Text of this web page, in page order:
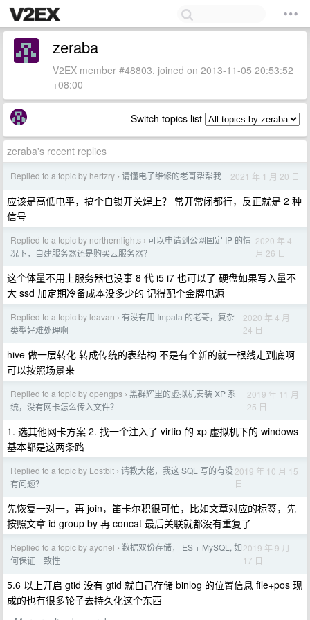
zeraba
V2EX member #48803, joined on 2013-11-05 20:53:52
+08:00
Switch topics list
zeraba's recent replies
Replied to a topic by hertzry › 请懂电子维修的老哥帮帮我 2021 年 1 月 20 日
应该是高低电平，搞个自锁开关焊上？ 常开常闭都行，反正就是 2 种
信号
Replied to a topic by northernlights › 可以申请到公网固定 IP 的情
况下，自建服务器还是购买云服务器？
2020 年 4
月 26 日
这个体量不用上服务器也没事 8 代 i5 i7 也可以了 硬盘如果写入量不
大 ssd 加定期冷备成本没多少的 记得配个金牌电源
Replied to a topic by leavan › 有没有用 Impala 的老哥，复杂
类型好难处理啊
2020 年 4 月
24 日
hive 做一层转化 转成传统的表结构 不是有个新的就一根线走到底啊
可以按照场景来
Replied to a topic by opengps › 黑群辉里的虚拟机安装 XP 系
统，没有网卡怎么传入文件？
2019 年 11 月
25 日
1. 选其他网卡方案 2. 找一个注入了 virtio 的 xp 虚拟机下的 windows
基本都是这两条路
Replied to a topic by Lostbit › 请教大佬，我这 SQL 写的有没
有问题？
2019 年 10 月 15
日
先恢复一对一，再 join，笛卡尔积很可怕，比如文章对应的标签，先
按照文章 id group by 再 concat 最后关联就都没有重复了
Replied to a topic by ayonel › 数据双份存储， ES + MySQL, 如
何保证一致性
2019 年 9 月
17 日
5.6 以上开启 gtid 没有 gtid 就自己存储 binlog 的位置信息 file+pos 现
成的也有很多轮子去持久化这个东西